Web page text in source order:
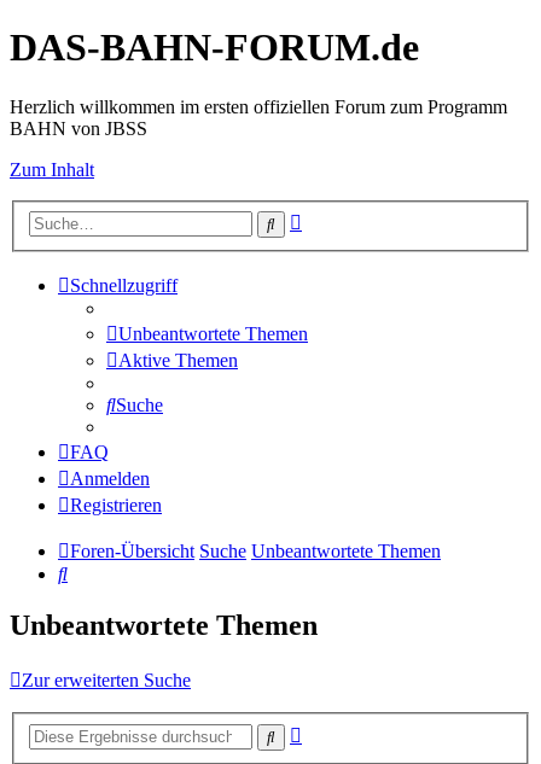
DAS-BAHN-FORUM.de
Herzlich willkommen im ersten offiziellen Forum zum Programm
BAHN von JBSS
Zum Inhalt
Suche
Schnellzugriff
Unbeantwortete Themen
Aktive Themen
Suche
FAQ
Anmelden
Registrieren
Foren-Übersicht Suche Unbeantwortete Themen
Suche
Unbeantwortete Themen
Zur erweiterten Suche
Suche